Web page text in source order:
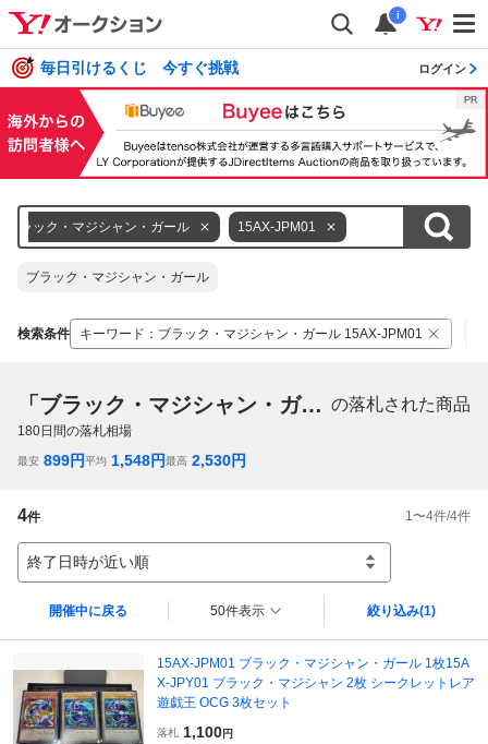
i
毎日引けるくじ 今すぐ挑戦 ログイン
ブラック・マジシャン・ガール 15AX-JPM01
ブラック・マジシャン・ガール
検索条件 キーワード ： ブラック・マジシャン・ガール 15AX-JPM01
「ブラック・マジシャン・ガール 15AX-JPM01」 の落札された商品
180日間の落札相場
最安 899円平均 1,548円最高 2,530円
4件 1 〜4件/4件
終了日時が近い順
開催中に戻る 50件表示 絞り込み(1)
15AX-JPM01 ブラック・マジシャン・ガール 1枚15A
X-JPY01 ブラック・マジシャン 2枚 シークレットレア
遊戯王 OCG 3枚セット
落札 1,100円